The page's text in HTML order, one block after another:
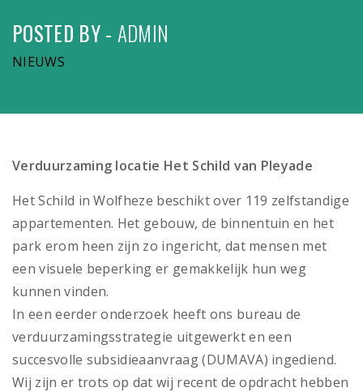
POSTED BY - ADMIN
NIEUWS
Verduurzaming locatie Het Schild van Pleyade
Het Schild in Wolfheze beschikt over 119 zelfstandige
appartementen. Het gebouw, de binnentuin en het
park erom heen zijn zo ingericht, dat mensen met
een visuele beperking er gemakkelijk hun weg
kunnen vinden.
In een eerder onderzoek heeft ons bureau de
verduurzamingsstrategie uitgewerkt en een
succesvolle subsidieaanvraag (DUMAVA) ingediend.
Wij zijn er trots op dat wij recent de opdracht hebben